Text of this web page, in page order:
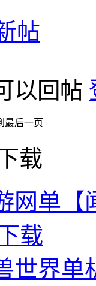
帖
以回帖
最后一页
载
网单【
载
世界单